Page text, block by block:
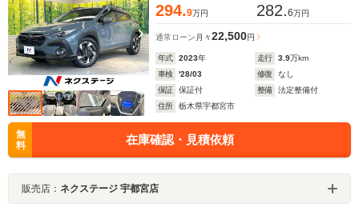
294.9万円 282.6万円
通常ローン 月々22,500円
年式 2023年 走行 3.9万km
車検
'28/03 修復
なし
保証
保証付 整備
法定整備付
住所
栃木県宇都宮市
無
料
在庫確認・見積依頼
販売店： ネクステージ 宇都宮店